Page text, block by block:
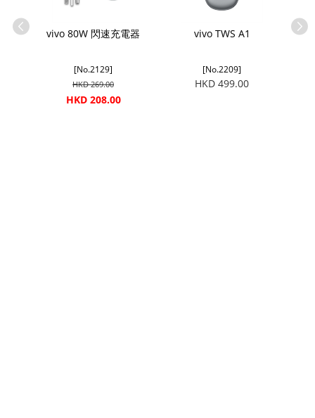
A 數 vivo 80W 閃速充電器
[No.2129]
HKD 269.00
HKD 208.00
vivo TWS A1
[No.2209]
HKD 499.00
vivo